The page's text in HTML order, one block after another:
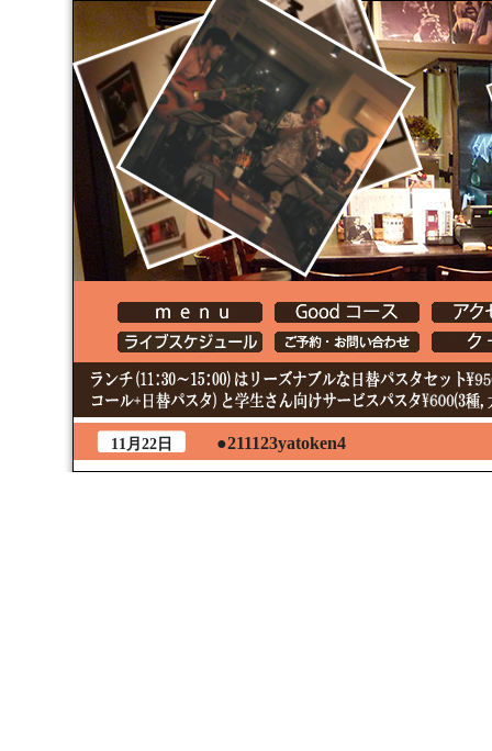
11月22日 ●211123yatoken4